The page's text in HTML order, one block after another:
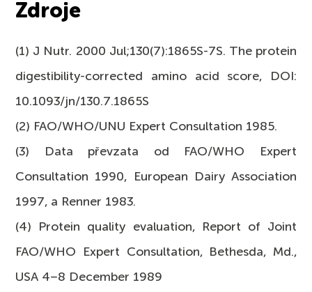
Zdroje
(1) J Nutr. 2000 Jul;130(­7):1865S-7S. The protein
digestibility-corrected amino acid score, DOI:
10.1093/jn/130­.7.1865S
(2) FAO/WHO/UNU Expert Consultation 1985.
(3) Data převzata od FAO/WHO Expert
Consultation 1990, European Dairy Association
1997, a Renner 1983.
(4) Protein quality evaluation, Report of Joint
FAO/WHO Expert Consultation, Bethesda, Md.,
USA 4–8 December 1989